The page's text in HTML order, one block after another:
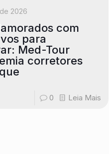
2026
com
para
Med-Tour
corretores
0 Leia Mais